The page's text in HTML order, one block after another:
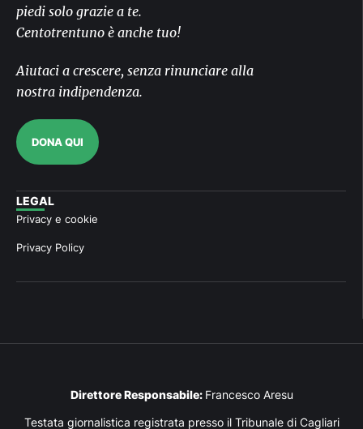
piedi solo grazie a te.
Centotrentuno è anche tuo!
Aiutaci a crescere, senza rinunciare alla
nostra indipendenza.
DONA QUI
LEGAL
Privacy e cookie
Privacy Policy
Direttore Responsabile: Francesco Aresu
Testata giornalistica registrata presso il Tribunale di Cagliari